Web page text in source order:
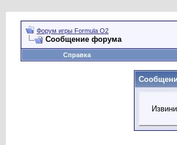
Форум игры Formula O2
Сообщение форума
Справка